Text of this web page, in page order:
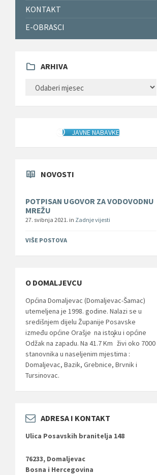
KONTAKT
E-OBRASCI
ARHIVA
JAVNE NABAVKE
NOVOSTI
POTPISAN UGOVOR ZA VODOVODNU
MREŽU
27. svibnja 2021. in Zadnje vijesti
VIŠE POSTOVA
O DOMALJEVCU
Općina Domaljevac (Domaljevac-Šamac)
utemeljena je 1998. godine. Nalazi se u
središnjem dijelu Županije Posavske
između općine Orašje na istoku i općine
Odžak na zapadu. Na 41.7 Km
2
živi oko 7000
stanovnika u naseljenim mjestima :
Domaljevac, Bazik, Grebnice, Brvnik i
Tursinovac.
ADRESA I KONTAKT
Ulica Posavskih branitelja 148
76233, Domaljevac
Bosna i Hercegovina